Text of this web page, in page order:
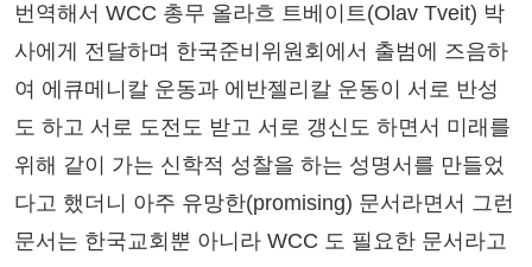
번역해서 WCC 총무 올라흐 트베이트(Olav Tveit) 박
사에게 전달하며 한국준비위원회에서 출범에 즈음하
여 에큐메니칼 운동과 에반젤리칼 운동이 서로 반성
도 하고 서로 도전도 받고 서로 갱신도 하면서 미래를
위해 같이 가는 신학적 성찰을 하는 성명서를 만들었
다고 했더니 아주 유망한(promising) 문서라면서 그런
문서는 한국교회뿐 아니라 WCC 도 필요한 문서라고